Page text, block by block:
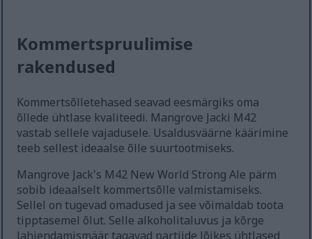
Kommertspruulimise
rakendused
Kommertsõlletehased seavad eesmärgiks oma
õllede ühtlase kvaliteedi. Mangrove Jacki M42
vastab sellele vajadusele. Usaldusväärne käärimine
teeb sellest ideaalse õlle suurtootmiseks.
Mangrove Jack's M42 New World Strong Ale pärm
sobib ideaalselt kommertsõlle valmistamiseks.
Sellel on tugevad omadused ja see võimaldab toota
tipptasemel õlut. Selle alkoholitaluvus ja kõrge
lahjendamismäär tagavad partiide lõikes ühtlased